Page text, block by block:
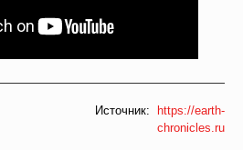
Источник: https://earth-
chronicles.ru